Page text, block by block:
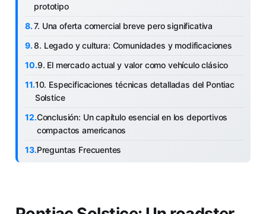
prototipo
7. Una oferta comercial breve pero significativa
8. Legado y cultura: Comunidades y modificaciones
9. El mercado actual y valor como vehículo clásico
10. Especificaciones técnicas detalladas del Pontiac
Solstice
Conclusión: Un capítulo esencial en los deportivos
compactos americanos
Preguntas Frecuentes